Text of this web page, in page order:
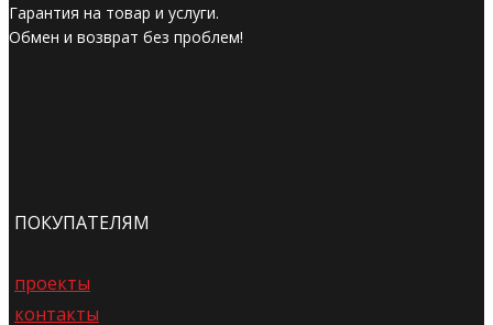
Гарантия на товар и услуги.
Обмен и возврат без проблем!
ПОКУПАТЕЛЯМ
проекты
контакты